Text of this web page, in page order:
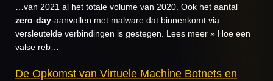
…van 2021 al het totale volume van 2020. Ook het aantal
zero-day-aanvallen met malware dat binnenkomt via
versleutelde verbindingen is gestegen. Lees meer » Hoe een
valse reb…
De Opkomst van Virtuele Machine Botnets en